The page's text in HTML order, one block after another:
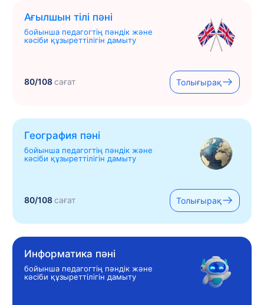
Ағылшын тілі пәні
бойынша педагогтің пәндік және
кәсіби құзыреттілігін дамыту
80/108сағат Толығырақ
География пәні
бойынша педагогтің пәндік және
кәсіби құзыреттілігін дамыту
80/108сағат Толығырақ
Информатика пәні
бойынша педагогтің пәндік және
кәсіби құзыреттілігін дамыту